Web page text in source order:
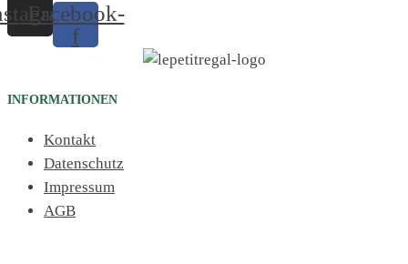
Facebook-
f
INFORMATIONEN
Kontakt
Datenschutz
Impressum
AGB